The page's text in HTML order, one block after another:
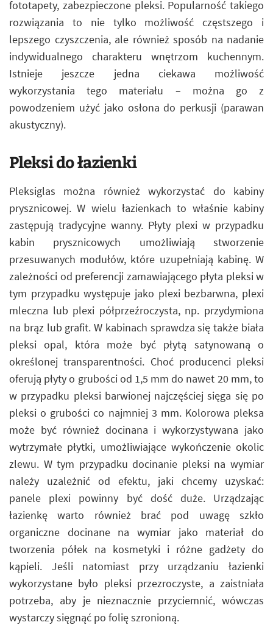
fototapety, zabezpieczone pleksi. Popularność takiego
rozwiązania to nie tylko możliwość częstszego i
lepszego czyszczenia, ale również sposób na nadanie
indywidualnego charakteru wnętrzom kuchennym.
Istnieje jeszcze jedna ciekawa możliwość
wykorzystania tego materiału – można go z
powodzeniem użyć jako osłona do perkusji (parawan
akustyczny).
Pleksi do łazienki
Pleksiglas można również wykorzystać do kabiny
prysznicowej. W wielu łazienkach to właśnie kabiny
zastępują tradycyjne wanny. Płyty plexi w przypadku
kabin prysznicowych umożliwiają stworzenie
przesuwanych modułów, które uzupełniają kabinę. W
zależności od preferencji zamawiającego płyta pleksi w
tym przypadku występuje jako plexi bezbarwna, plexi
mleczna lub plexi półprzeźroczysta, np. przydymiona
na brąz lub grafit. W kabinach sprawdza się także biała
pleksi opal, która może być płytą satynowaną o
określonej transparentności. Choć producenci pleksi
oferują płyty o grubości od 1,5 mm do nawet 20 mm, to
w przypadku pleksi barwionej najczęściej sięga się po
pleksi o grubości co najmniej 3 mm. Kolorowa pleksa
może być również docinana i wykorzystywana jako
wytrzymałe płytki, umożliwiające wykończenie okolic
zlewu. W tym przypadku docinanie pleksi na wymiar
należy uzależnić od efektu, jaki chcemy uzyskać:
panele plexi powinny być dość duże. Urządzając
łazienkę warto również brać pod uwagę szkło
organiczne docinane na wymiar jako materiał do
tworzenia półek na kosmetyki i różne gadżety do
kąpieli. Jeśli natomiast przy urządzaniu łazienki
wykorzystane było pleksi przezroczyste, a zaistniała
potrzeba, aby je nieznacznie przyciemnić, wówczas
wystarczy sięgnąć po folię szronioną.